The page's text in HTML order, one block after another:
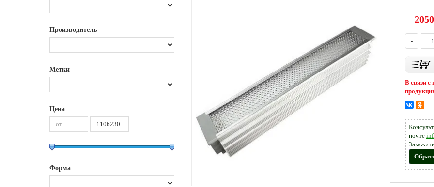
Производитель
Метки
Цена
Форма
2050
-
В связи с
почте